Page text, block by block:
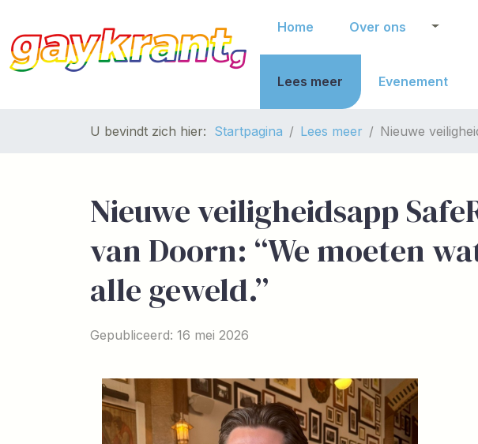
Home Over ons
Lees meer Evenement
U bevindt zich hier: Startpagina Lees meer Nieuwe
Nieuwe veiligheidsapp
van Doorn: “We moeten
alle geweld.”
Gepubliceerd: 16 mei 2026